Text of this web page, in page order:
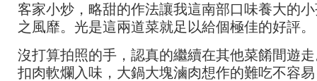
客家小炒，略甜的作法讓我這南部口味養大的
之風靡。光是這兩道菜就足以給個極佳的好評。
沒打算拍照的手，認真的繼續在其他菜餚間遊
扣肉軟爛入味，大鍋大塊滷肉想作的難吃不容